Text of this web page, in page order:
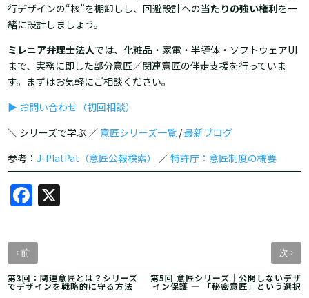
行デザインの“核”を棚卸しし、回避設計への当たりの強い権利を一
緒に設計しましょう。
ミレニア弁理士法人では、化粧品・家電・半導体・ソフトウェアUI
まで、実務に即した部分意匠／関連意匠の伴走支援を行っていま
す。まずはお気軽にご相談ください。
▶ お問い合わせ（初回相談）
＼ シリーズで学ぶ ／ 意匠シリーズ一覧 /最新ブログ
参考：J-PlatPat（意匠公報検索） ／特許庁：意匠制度の概要
Facebook
‹ 前
第3回：関連意匠とは？シリーズ
でデザインを戦略的に守る方法
次 ›
第5回 意匠シリーズ｜公開しないデザ
イン保護 ― 「秘密意匠」という選択